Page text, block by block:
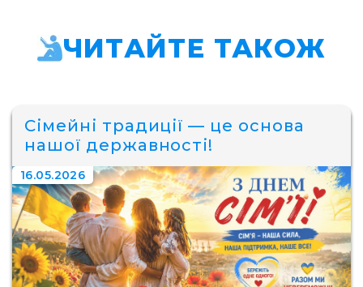
ЧИТАЙТЕ ТАКОЖ
Сімейні традиції — це основа
нашої державності!
16.05.2026